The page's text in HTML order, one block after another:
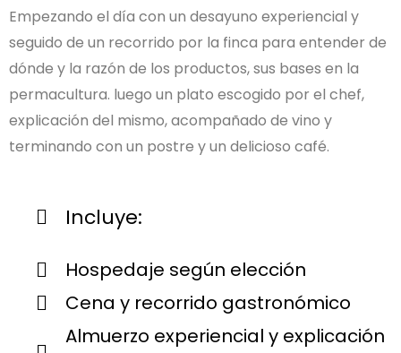
Empezando el día con un desayuno experiencial y
seguido de un recorrido por la finca para entender de
dónde y la razón de los productos, sus bases en la
permacultura. luego un plato escogido por el chef,
explicación del mismo, acompañado de vino y
terminando con un postre y un delicioso café.
Incluye:
Hospedaje según elección
Cena y recorrido gastronómico
Almuerzo experiencial y explicación